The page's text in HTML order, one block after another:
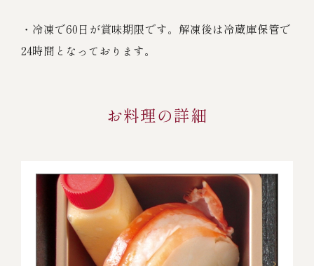
・冷凍で60日が賞味期限です。解凍後は冷蔵庫保管で
24時間となっております。
お料理の詳細